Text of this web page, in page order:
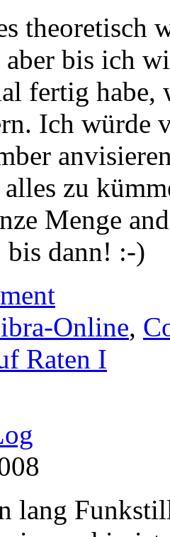
theoretisch
aber bis ich
fertig habe,
Ich würde
zu
Menge
bis dann! :-)
Online,
Raten I
lang